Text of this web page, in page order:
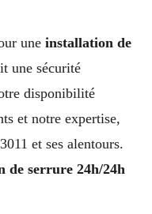
une installation de
une sécurité
disponibilité
et notre expertise,
et ses alentours.
de serrure 24h/24h